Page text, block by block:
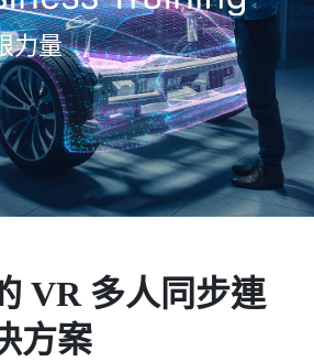
力量
VR 多人同步連
方案